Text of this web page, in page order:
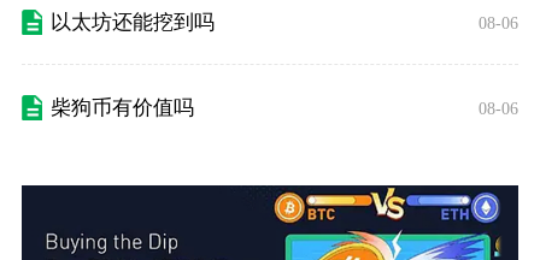
以太坊还能挖到吗 08-06
柴狗币有价值吗 08-06